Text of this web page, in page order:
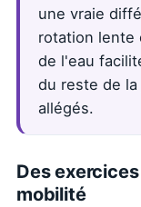
une vraie
rotation lente
de l'eau
du reste de
allégés.
Des
mobilité